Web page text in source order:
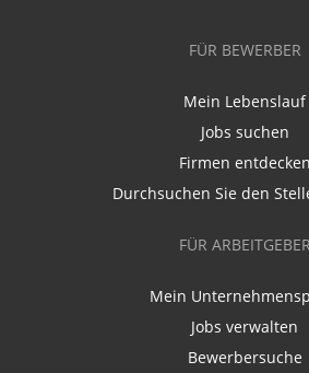
FÜR BEWERBER
Mein Lebenslauf
Jobs suchen
Firmen entdecken
Durchsuchen Sie den
FÜR ARBEITGEBER
Mein
Jobs verwalten
Bewerbersuche